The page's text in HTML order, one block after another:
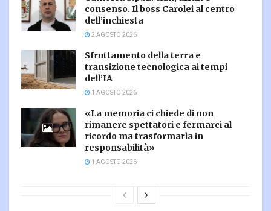
consenso. Il boss Carolei al centro
dell’inchiesta
2 AGOSTO 2026
Sfruttamento della terra e
transizione tecnologica ai tempi
dell’IA
1 AGOSTO 2026
«La memoria ci chiede di non
rimanere spettatori e fermarci al
ricordo ma trasformarla in
responsabilità»
1 AGOSTO 2026